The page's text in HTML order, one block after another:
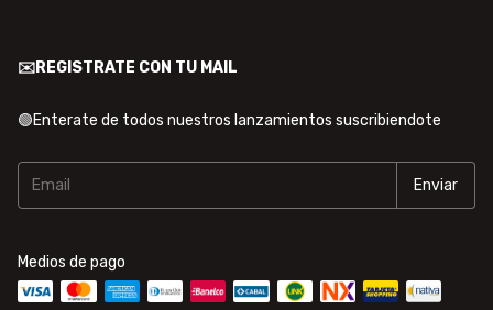
✉️REGISTRATE CON TU MAIL
🟢Enterate de todos nuestros lanzamientos suscribiendote
Medios de pago